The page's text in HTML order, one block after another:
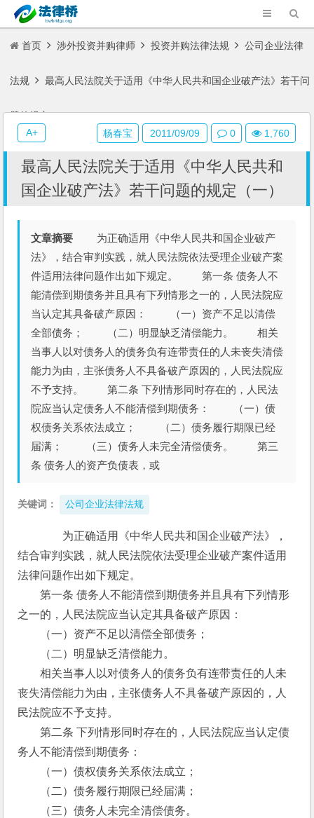
首页 涉外投资并购律师 投资并购法律法规 公司企业法律
法规 最高人民法院关于适用《中华人民共和国企业破产法》若干问
题的规定（一）
最高人民法院关于适用《中华人民共和
国企业破产法》若干问题的规定（一）
文章摘要 为正确适用《中华人民共和国企业破产
法》，结合审判实践，就人民法院依法受理企业破产案
件适用法律问题作出如下规定。 第一条 债务人不
能清偿到期债务并且具有下列情形之一的，人民法院应
当认定其具备破产原因： （一）资产不足以清偿
全部债务； （二）明显缺乏清偿能力。 相关
当事人以对债务人的债务负有连带责任的人未丧失清偿
能力为由，主张债务人不具备破产原因的，人民法院应
不予支持。 第二条 下列情形同时存在的，人民法
院应当认定债务人不能清偿到期债务： （一）债
权债务关系依法成立； （二）债务履行期限已经
届满； （三）债务人未完全清偿债务。 第三
条 债务人的资产负债表，或
关键词： 公司企业法律法规
为正确适用《中华人民共和国企业破产法》，
结合审判实践，就人民法院依法受理企业破产案件适用
法律问题作出如下规定。
第一条 债务人不能清偿到期债务并且具有下列情形
之一的，人民法院应当认定其具备破产原因：
（一）资产不足以清偿全部债务；
（二）明显缺乏清偿能力。
相关当事人以对债务人的债务负有连带责任的人未
丧失清偿能力为由，主张债务人不具备破产原因的，人
民法院应不予支持。
第二条 下列情形同时存在的，人民法院应当认定债
务人不能清偿到期债务：
（一）债权债务关系依法成立；
（二）债务履行期限已经届满；
（三）债务人未完全清偿债务。
杨春宝 2011/09/09 0 1,760
A+